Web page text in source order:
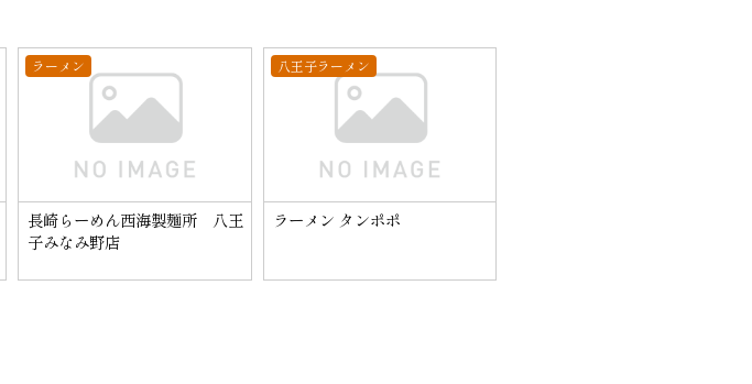
ラーメン
長崎らーめん西海製麺所 八王
子みなみ野店
八王子ラーメン
ラーメン タンポポ